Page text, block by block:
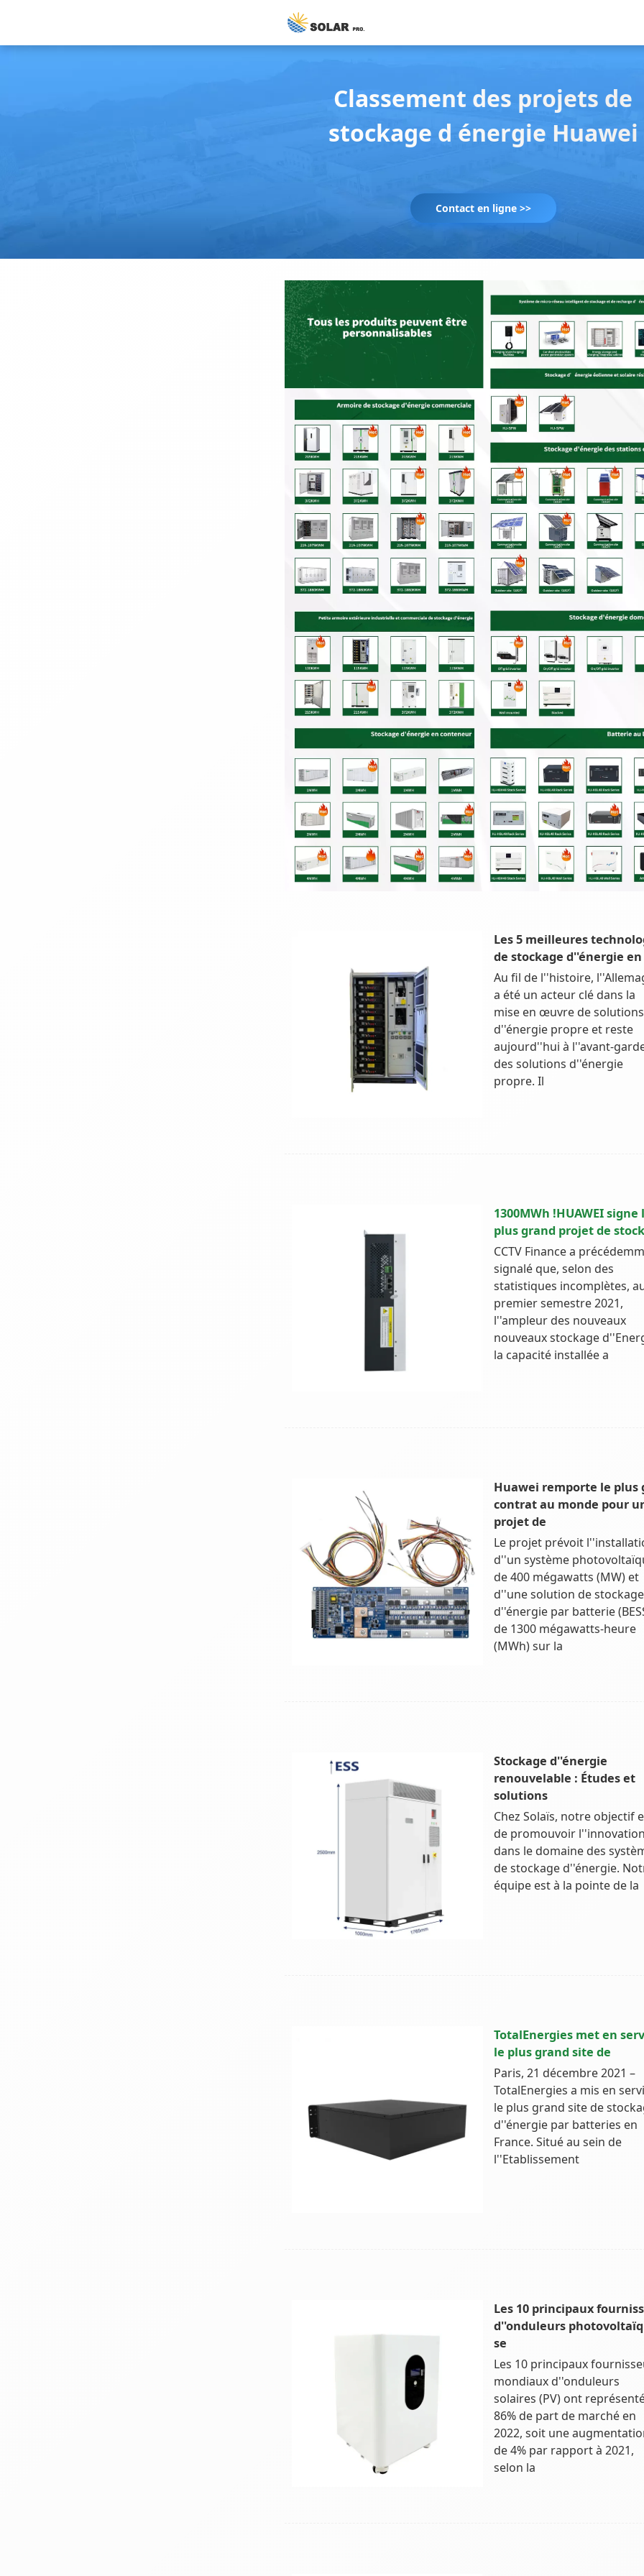
Classement des projets de
stockage d énergie Huawei
Contact en ligne >>
Les 5 meilleures
de stockage d''énergie en
Au fil de l''histoire,
a été un acteur clé dans la
mise en œuvre de solutions
d''énergie propre et reste
aujourd''hui à l''avant-
des solutions d''énergie
propre. Il
1300MWh !HUAWEI signe
plus grand projet de
CCTV Finance a
signalé que, selon des
statistiques incomplètes,
premier semestre 2021,
l''ampleur des nouveaux
nouveaux stockage
la capacité installée a
Huawei remporte le plus
contrat au monde pour
projet de
Le projet prévoit
d''un système
de 400 mégawatts (MW) et
d''une solution de stockage
d''énergie par batterie
de 1300 mégawatts-heure
(MWh) sur la
Stockage d''énergie
renouvelable : Études et
solutions
Chez Solaïs, notre objectif
de promouvoir
dans le domaine des
de stockage d''énergie.
équipe est à la pointe de la
TotalEnergies met en
le plus grand site de
Paris, 21 décembre 2021 –
TotalEnergies a mis en
le plus grand site de
d''énergie par batteries en
France. Situé au sein de
l''Etablissement
Les 10 principaux
d''onduleurs
se
Les 10 principaux
mondiaux d''onduleurs
solaires (PV) ont
86% de part de marché en
2022, soit une
de 4% par rapport à 2021,
selon la